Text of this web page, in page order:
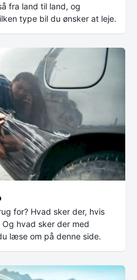
fra land til land, og
type bil du ønsker at leje.
for? Hvad sker der, hvis
hvad sker der med
læse om på denne side.